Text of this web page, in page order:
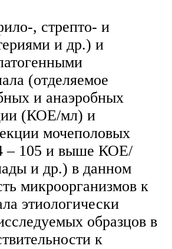
, стрепто- и
и др.) и
(отделяемое
и анаэробных
(КОЕ/мл) и
мочеполовых
– 105 и выше КОЕ/
и др.) в данном
микроорганизмов к
этиологически
образцов в
к